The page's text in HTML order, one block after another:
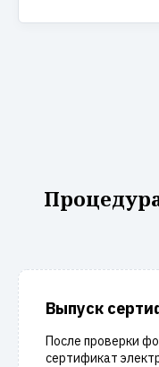
Выпуск
После проверки
сертификат